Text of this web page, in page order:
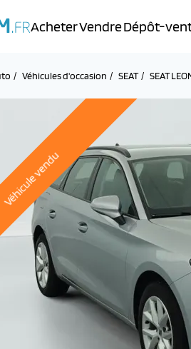
AcheterVendreDépôt-
Véhicules d'occasion SEAT SEAT
Véhicule vendu